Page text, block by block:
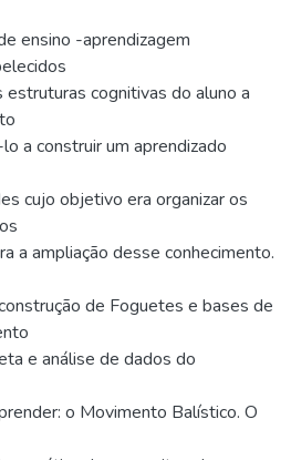
ensino -aprendizagem
cognitivas do aluno a
a construir um aprendizado
cujo objetivo era organizar os
a ampliação desse conhecimento.
de Foguetes e bases de
e análise de dados do
o Movimento Balístico. O